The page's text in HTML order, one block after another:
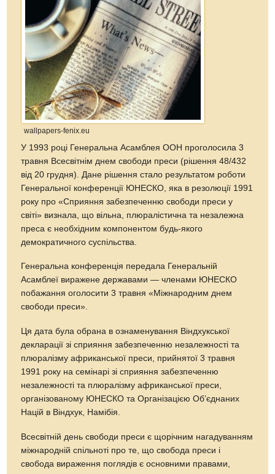
wallpapers-fenix.eu
У 1993 році Генеральна Асамблея ООН проголосила 3
травня Всесвітнім днем свободи преси (рішення 48/432
від 20 грудня). Дане рішення стало результатом роботи
Генеральної конференції ЮНЕСКО, яка в резолюції 1991
року про «Сприяння забезпеченню свободи преси у
світі» визнала, що вільна, плюралістична та незалежна
преса є необхідним компонентом будь-якого
демократичного суспільства.
Генеральна конференція передала Генеральній
Асамблеї виражене державами — членами ЮНЕСКО
побажання оголосити 3 травня «Міжнародним днем
свободи преси».
Ця дата була обрана в ознаменування Віндхукської
декларації зі сприяння забезпеченню незалежності та
плюралізму африканської преси, прийнятої 3 травня
1991 року на семінарі зі сприяння забезпеченню
незалежності та плюралізму африканської преси,
організованому ЮНЕСКО та Організацією Об’єднаних
Націй в Віндхук, Намібія.
Всесвітній день свободи преси є щорічним нагадуванням
міжнародній спільноті про те, що свобода преси і
свобода вираження поглядів є основними правами,